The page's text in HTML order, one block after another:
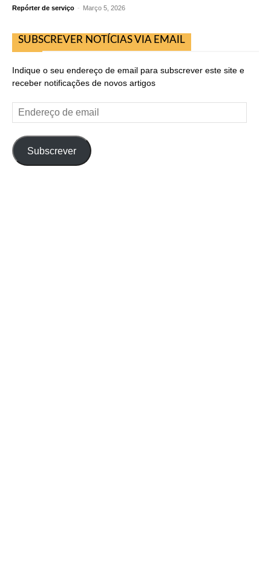
Repórter de serviço - Março 5, 2026
SUBSCREVER NOTÍCIAS VIA EMAIL
Indique o seu endereço de email para subscrever este site e
receber notificações de novos artigos
Endereço
de
Subscrever